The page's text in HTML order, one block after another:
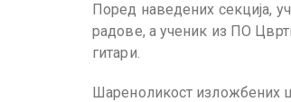
Поред наведених секција,
радове, а ученик из ПО
гитари.
Шареноликост изложбених